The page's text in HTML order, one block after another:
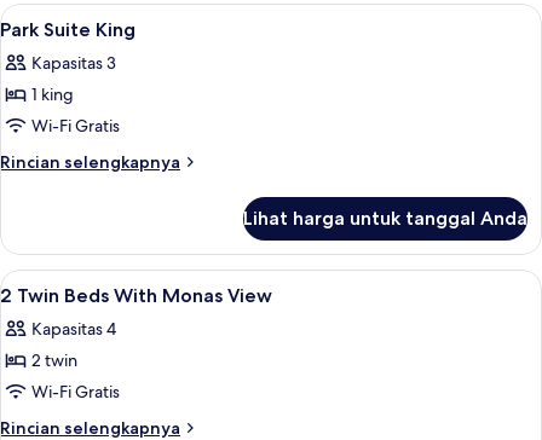
Beds
Lihat
semua
foto
untuk
Park
Suite
14
Park Suite King
Kapasitas 3
1 king
Wi-Fi Gratis
Rincian selengkapnya
Rincian
Park
Suite
King
Lihat harga untuk tanggal Anda
Lihat
semua
foto
untuk
2
Twin
12
2 Twin Beds With Monas View
Kapasitas 4
2 twin
Wi-Fi Gratis
Rincian selengkapnya
Rincian